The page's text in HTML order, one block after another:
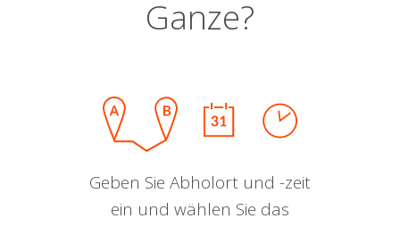
Ganze?
Geben Sie Abholort und -zeit
ein und wählen Sie das